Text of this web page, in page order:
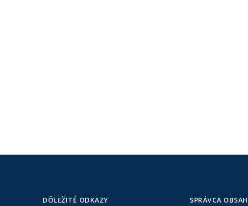
DÔLEŽITÉ ODKAZY SPRÁVCA